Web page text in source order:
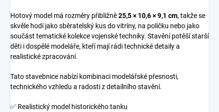
Hotový model má rozměry přibližně25,5 × 10,6 × 9,1 cm, takže se
skvěle hodí jako sběratelský kus do vitríny, na poličku nebo jako
součást tematické kolekce vojenské techniky. Stavění potěší starší
děti i dospělé modeláře, kteří mají rádi technické detaily a
realistické zpracování.
Tato stavebnice nabízí kombinaci modelářské přesnosti,
technického vzhledu a radosti z detailního stavění.
✅ Realistický model historického tanku